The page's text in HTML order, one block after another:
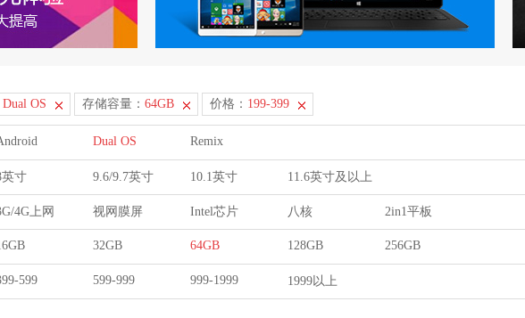
Dual OS 存储容量： 64GB 价格： 199-399
Dual OS Remix
英寸 9.6/9.7英寸 10.1英寸 11.6英寸及以上
4G上网 视网膜屏 Intel芯片 八核 2in1平板
32GB 64GB 128GB 256GB
599 599-999 999-1999 1999以上